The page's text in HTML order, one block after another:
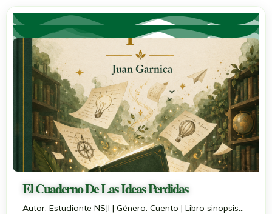
El Cuaderno De Las Ideas Perdidas
Autor: Estudiante NSJI | Género: Cuento | Libro sinopsis...